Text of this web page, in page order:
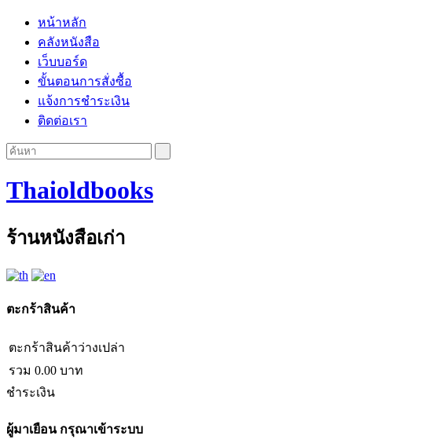
หน้าหลัก
คลังหนังสือ
เว็บบอร์ด
ขั้นตอนการสั่งซื้อ
แจ้งการชำระเงิน
ติดต่อเรา
Thaioldbooks
ร้านหนังสือเก่า
ตะกร้าสินค้า
ตะกร้าสินค้าว่างเปล่า
รวม 0.00 บาท
ชำระเงิน
ผู้มาเยือนกรุณาเข้าระบบ